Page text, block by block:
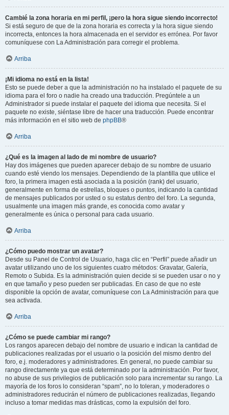
Cambié la zona horaria en mi perfil, ¡pero la hora sigue siendo incorrecto!
Si está seguro de que de la zona horaria es correcta y la hora sigue siendo
incorrecta, entonces la hora almacenada en el servidor es errónea. Por favor
comuníquese con La Administración para corregir el problema.
Arriba
¡Mi idioma no está en la lista!
Esto se puede deber a que la administración no ha instalado el paquete de su
idioma para el foro o nadie ha creado una traducción. Pregúntele a un
Administrador si puede instalar el paquete del idioma que necesita. Si el
paquete no existe, siéntase libre de hacer una traducción. Puede encontrar
más información en el sitio web de phpBB®
Arriba
¿Qué es la imagen al lado de mi nombre de usuario?
Hay dos imágenes que pueden aparecer debajo de su nombre de usuario
cuando esté viendo los mensajes. Dependiendo de la plantilla que utilice el
foro, la primera imagen está asociada a la posición (rank) del usuario,
generalmente en forma de estrellas, bloques o puntos, indicando la cantidad
de mensajes publicados por usted o su estatus dentro del foro. La segunda,
usualmente una imagen más grande, es conocida como avatar y
generalmente es única o personal para cada usuario.
Arriba
¿Cómo puedo mostrar un avatar?
Desde su Panel de Control de Usuario, haga clic en “Perfil” puede añadir un
avatar utilizando uno de los siguientes cuatro métodos: Gravatar, Galería,
Remoto o Subida. Es la administración quien decide si se pueden usar o no y
en que tamaño y peso pueden ser publicadas. En caso de que no este
disponible la opción de avatar, comuníquese con La Administración para que
sea activada.
Arriba
¿Cómo se puede cambiar mi rango?
Los rangos aparecen debajo del nombre de usuario e indican la cantidad de
publicaciones realizadas por el usuario o la posición del mismo dentro del
foro, e.j. moderadores y administradores. En general, no puede cambiar su
rango directamente ya que está determinado por la administración. Por favor,
no abuse de sus privilegios de publicación solo para incrementar su rango. La
mayoría de los foros lo consideran “spam”, no lo toleran, y moderadores o
administradores reducirán el número de publicaciones realizadas, llegando
incluso a tomar medidas mas drásticas, como la expulsión del foro.